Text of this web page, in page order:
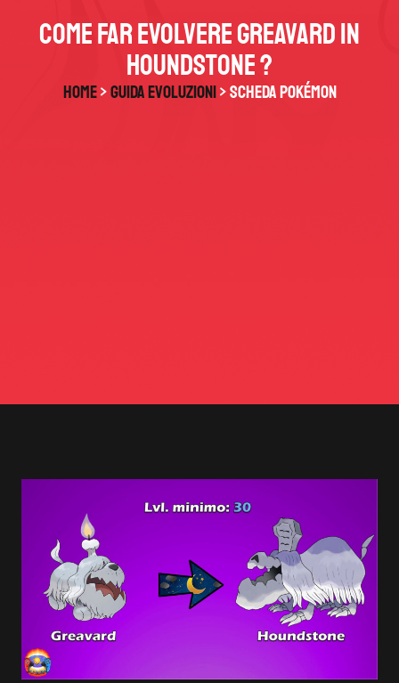
Come far evolvere Greavard in
Houndstone ?
HOME>Guida Evoluzioni> Scheda Pokémon